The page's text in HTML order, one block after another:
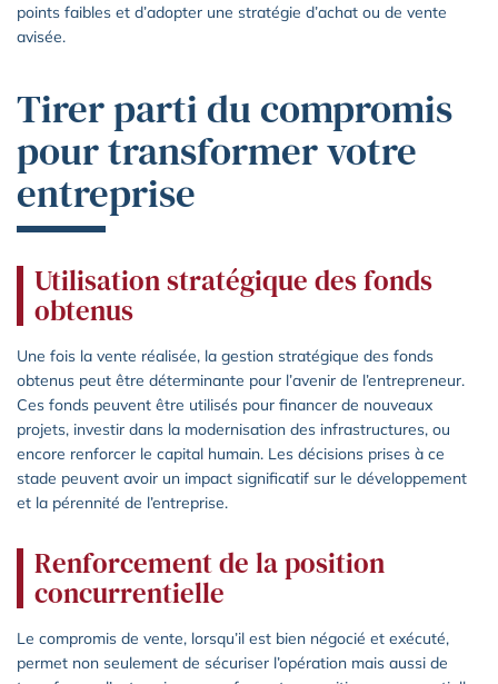
points faibles et d’adopter une stratégie d’achat ou de vente
avisée.
Tirer parti du compromis
pour transformer votre
entreprise
Utilisation stratégique des fonds
obtenus
Une fois la vente réalisée, la gestion stratégique des fonds
obtenus peut être déterminante pour l’avenir de l’entrepreneur.
Ces fonds peuvent être utilisés pour financer de nouveaux
projets, investir dans la modernisation des infrastructures, ou
encore renforcer le capital humain. Les décisions prises à ce
stade peuvent avoir un impact significatif sur le développement
et la pérennité de l’entreprise.
Renforcement de la position
concurrentielle
Le compromis de vente, lorsqu’il est bien négocié et exécuté,
permet non seulement de sécuriser l’opération mais aussi de